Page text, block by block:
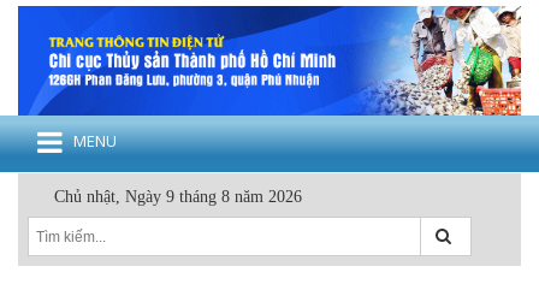
MENU
Chủ nhật, Ngày 9 tháng 8 năm 2026